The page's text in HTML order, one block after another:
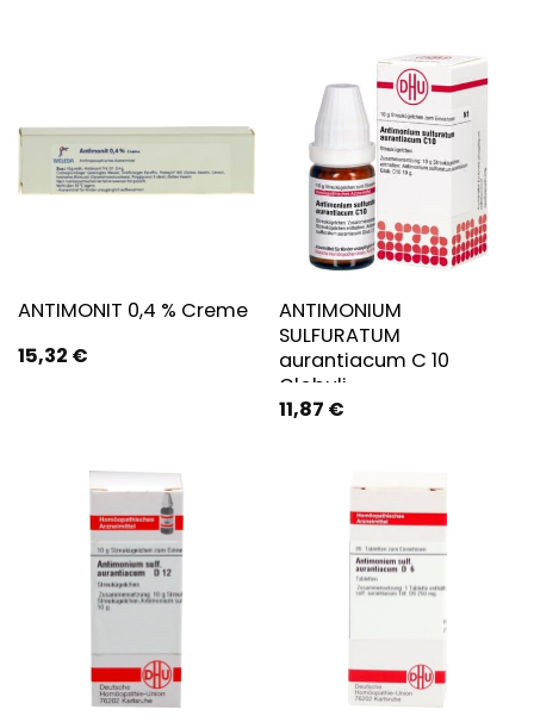
ANTIMONIT 0,4 % Creme
15,32 €
ANTIMONIUM
SULFURATUM
aurantiacum C 10
Globuli
11,87 €